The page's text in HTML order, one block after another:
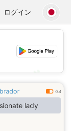
ログイン
💕
0.4
lady